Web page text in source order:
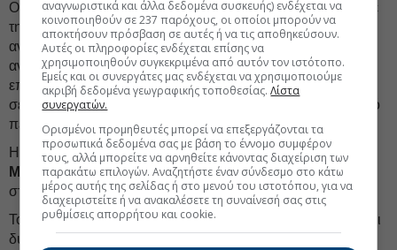
Ο Γερμανός υπουργός ΕξωτερικώνΧάικο Μας εξέφρασε
την ανησυχία του για τις επιθέσεις, τονίζοντας ότι «οι
αναφορές που έχουμε λάβει… είναι εξαιρετικά
ανησυχητικές». «Μια κλιμάκωση της κατάστασης είναι
επικίνδυνη, αυτά είναι γεγονότα που μπορεί να οδηγήσουν
σε κλιμάκωση», δήλωσε ο Μαας, που μόλις επέστρεψε από
περιοδεία του στο Ιράν και άλλες χώρες στην περιοχή.
Η επικεφαλής της ευρωπαϊκής διπλωματίαςΦεντερίκα
Μογκερίνιζήτησε να αποφευχθούν όλες «οι προκλήσεις»
στην περιοχή.
Το Ομάν και τα Ηνωμένα Αραβικά Εμιράτα, που έχουν και οι
δύο ακτογραμμές κατά μήκος του Κόλπου του Ομάν, δεν
αναγνωριστικά και άλλα δεδομένα συσκευής) ενδέχεται να
κοινοποιηθούν σε 237 παρόχους, οι οποίοι μπορούν να
αποκτήσουν πρόσβαση σε αυτές ή να τις αποθηκεύσουν.
Αυτές οι πληροφορίες ενδέχεται επίσης να
χρησιμοποιηθούν συγκεκριμένα από αυτόν τον ιστότοπο.
Εμείς και οι συνεργάτες μας ενδέχεται να χρησιμοποιούμε
ακριβή δεδομένα γεωγραφικής τοποθεσίας.Λίστα
συνεργατών.
Ορισμένοι προμηθευτές μπορεί να επεξεργάζονται τα
προσωπικά δεδομένα σας με βάση το έννομο συμφέρον
τους, αλλά μπορείτε να αρνηθείτε κάνοντας διαχείριση των
παρακάτω επιλογών. Αναζητήστε έναν σύνδεσμο στο κάτω
μέρος αυτής της σελίδας ή στο μενού του ιστοτόπου, για να
διαχειριστείτε ή να ανακαλέσετε τη συναίνεσή σας στις
ρυθμίσεις απορρήτου και cookie.